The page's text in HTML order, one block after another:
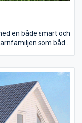
en både smart och
som både
ryggåstaket ett
riktigt ”master
badrum med
på 3,9 m². I en
wc och ett